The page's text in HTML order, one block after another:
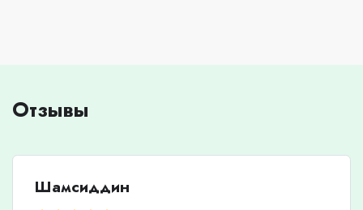
Отзывы
Шамсиддин